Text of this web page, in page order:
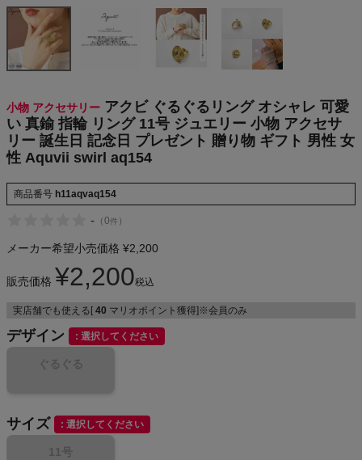
CHUMS
もっと見る
メンズカジュアルウェア
レディースカジュアルウェア
メンズスポーツウェア
レディーススポーツウェア
スポーツシューズ
もっと見る
小物 アクセサリー アクビ ぐるぐるリング オシャレ 可愛
い 真鍮 指輪 リング 11号 ジュエリー 小物 アクセサ
リー 誕生日 記念日 プレゼント 贈り物 ギフト 男性 女
性 Aquvii swirl aq154
商品番号 h11aqvaq154
- （0件 ）
メーカー希望小売価格 ¥2,200
販売価格 ¥2,200税込
実店舗でも使える[ 40 マリオポイント獲得]※会員のみ
デザイン 選択してください
ぐるぐる
サイズ 選択してください
11号